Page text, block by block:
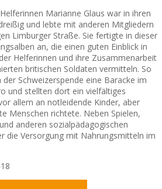
Marianne Glaus war in ihren
und lebte mit anderen Mitgliedern
Limburger Straße. Sie fertigte in dieser
an, die einen guten Einblick in
Helferinnen und ihre Zusammenarbeit
britischen Soldaten vermitteln. So
Schweizerspende eine Baracke im
und stellten dort ein vielfältiges
allem an notleidende Kinder, aber
Menschen richtete. Neben Spielen,
anderen sozialpädagogischen
die Versorgung mit Nahrungsmitteln im